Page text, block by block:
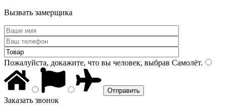
Вызвать замерщика
Пожалуйста, докажите, что вы человек, выбрав Самолёт.
Заказать звонок